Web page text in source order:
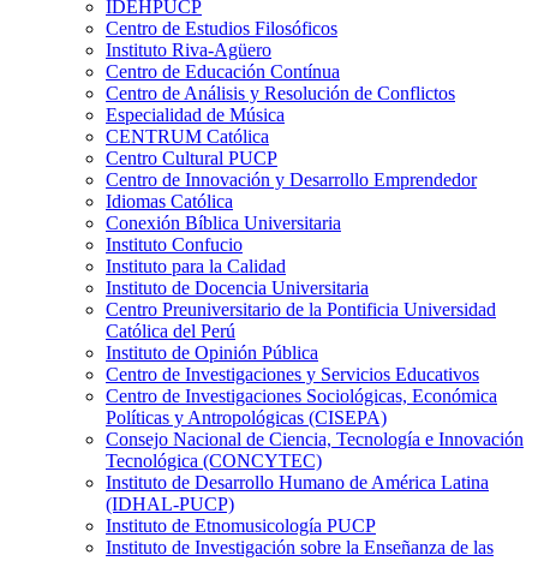
IDEHPUCP
Centro de Estudios Filosóficos
Instituto Riva-Agüero
Centro de Educación Contínua
Centro de Análisis y Resolución de Conflictos
Especialidad de Música
CENTRUM Católica
Centro Cultural PUCP
Centro de Innovación y Desarrollo Emprendedor
Idiomas Católica
Conexión Bíblica Universitaria
Instituto Confucio
Instituto para la Calidad
Instituto de Docencia Universitaria
Centro Preuniversitario de la Pontificia Universidad
Católica del Perú
Instituto de Opinión Pública
Centro de Investigaciones y Servicios Educativos
Centro de Investigaciones Sociológicas, Económica
Políticas y Antropológicas (CISEPA)
Consejo Nacional de Ciencia, Tecnología e Innovación
Tecnológica (CONCYTEC)
Instituto de Desarrollo Humano de América Latina
(IDHAL-PUCP)
Instituto de Etnomusicología PUCP
Instituto de Investigación sobre la Enseñanza de las